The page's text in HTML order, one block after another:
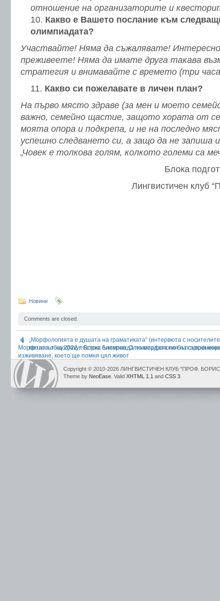
отношение на организаторите и
Какво е Вашето послание към
олимпиадата?
Участвайте! Няма да съжалявате!
преживеете! Няма да имате друга такава
стратегия и внимавайте с времето (три
Какво си пожелавате в личен план?
На първо място здраве (за мен и моето
важно, семейно щастие, защото хората от
моята опора и подкрепа, и не на последно
успешно следването си, а защо да не запиша
„Човек е толкова голям, колкото големи са
Блока
Лингвистичен клуб
Новини
Comments are closed.
„Морфологията е душата на граматиката“ (интервюта с
петата общофакултетска олимпиада по морфология на
Морфологът на 2022 г. Борис Бисеров: Олимпиадата по българска
изживяване, което ще помня цял живот
Copyright © 2010-2026 ЛИНГВИСТИЧЕН КЛУБ "ПРОФ.
Theme by NeoEase . Valid XHTML 1.1 and CSS 3